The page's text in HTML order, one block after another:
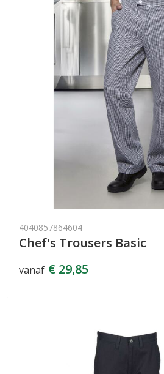
4040857864604
Chef's Trousers Basic
vanaf € 29,85